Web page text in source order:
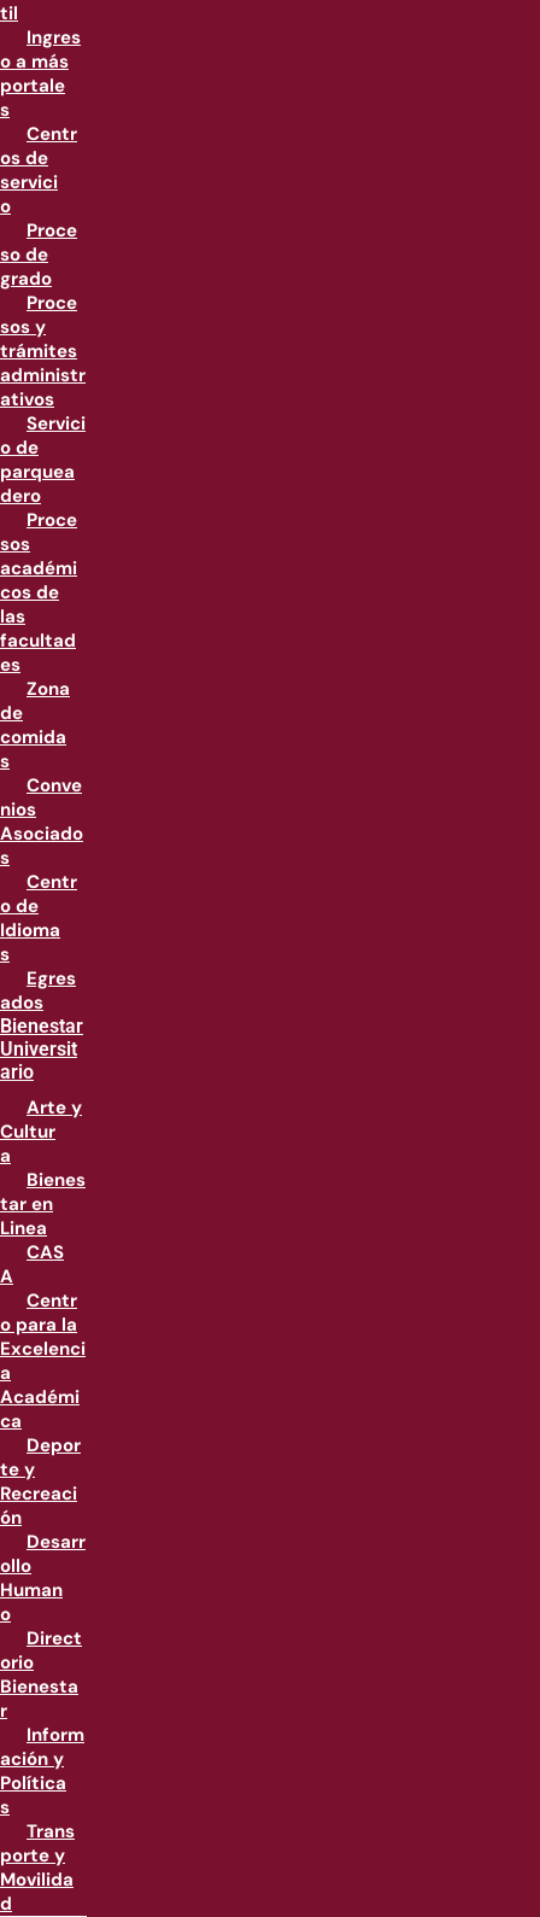
til
Ingres
o a más
portale
s
Centr
os de
servici
o
Proce
so de
grado
Proce
sos y
trámites
administr
ativos
Servici
o de
parquea
dero
Proce
sos
académi
cos de
las
facultad
es
Zona
de
comida
s
Conve
nios
Asociado
s
Centr
o de
Idioma
s
Egres
ados
Bienestar
Universit
ario
Arte y
Cultur
a
Bienes
tar en
Linea
CAS
A
Centr
o para la
Excelenci
a
Académi
ca
Depor
te y
Recreaci
ón
Desarr
ollo
Human
o
Direct
orio
Bienesta
r
Inform
ación y
Política
s
Trans
porte y
Movilida
d